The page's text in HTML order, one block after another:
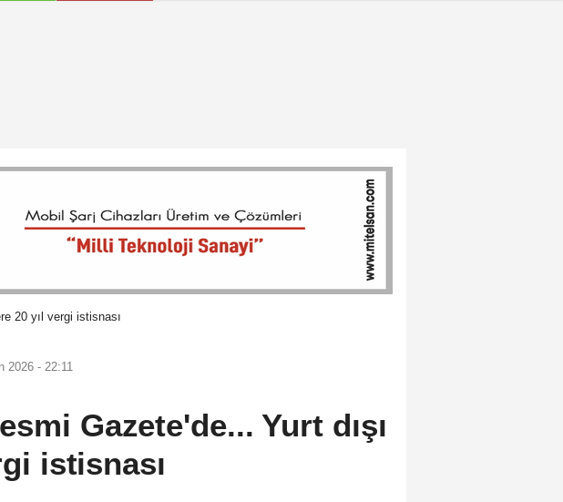
20 yıl vergi istisnası
2026 - 22:11
Gazete'de... Yurt dışı
istisnası